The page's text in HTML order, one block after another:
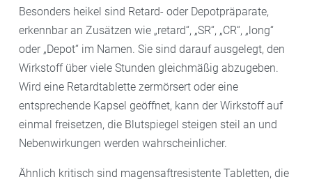
Besonders heikel sind Retard- oder Depotpräparate,
erkennbar an Zusätzen wie „retard“, „SR“, „CR“, „long“
oder „Depot“ im Namen. Sie sind darauf ausgelegt, den
Wirkstoff über viele Stunden gleichmäßig abzugeben.
Wird eine Retardtablette zermörsert oder eine
entsprechende Kapsel geöffnet, kann der Wirkstoff auf
einmal freisetzen, die Blutspiegel steigen steil an und
Nebenwirkungen werden wahrscheinlicher.
Ähnlich kritisch sind magensaftresistente Tabletten, die